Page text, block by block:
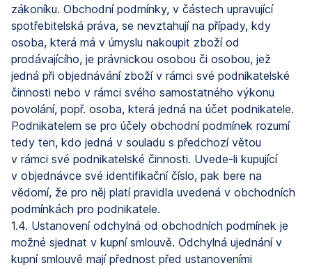
zákoníku. Obchodní podmínky, v částech upravující
spotřebitelská práva, se nevztahují na případy, kdy
osoba, která má v úmyslu nakoupit zboží od
prodávajícího, je právnickou osobou či osobou, jež
jedná při objednávání zboží v rámci své podnikatelské
činnosti nebo v rámci svého samostatného výkonu
povolání, popř. osoba, která jedná na účet podnikatele.
Podnikatelem se pro účely obchodní podmínek rozumí
tedy ten, kdo jedná v souladu s předchozí větou
v rámci své podnikatelské činnosti. Uvede-li kupující
v objednávce své identifikační číslo, pak bere na
vědomí, že pro něj platí pravidla uvedená v obchodních
podmínkách pro podnikatele.
1.4. Ustanovení odchylná od obchodních podmínek je
možné sjednat v kupní smlouvě. Odchylná ujednání v
kupní smlouvě mají přednost před ustanoveními